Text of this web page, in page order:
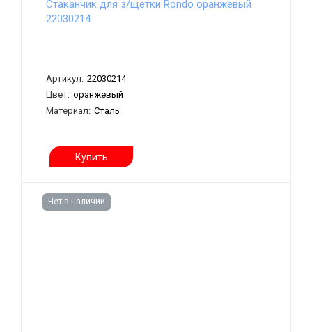
Стаканчик для з/щетки Rondo оранжевый
22030214
Артикул: 22030214
Цвет: оранжевый
Материал: Сталь
Купить
Нет в наличии